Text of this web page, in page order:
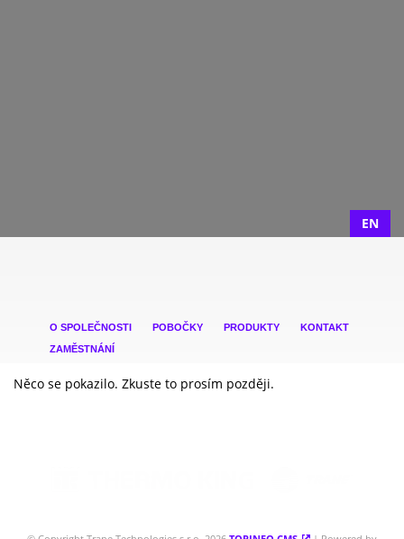
EN
O SPOLEČNOSTI POBOČKY PRODUKTY
KONTAKT
ZAMĚSTNÁNÍ
Něco se pokazilo. Zkuste to prosím později.